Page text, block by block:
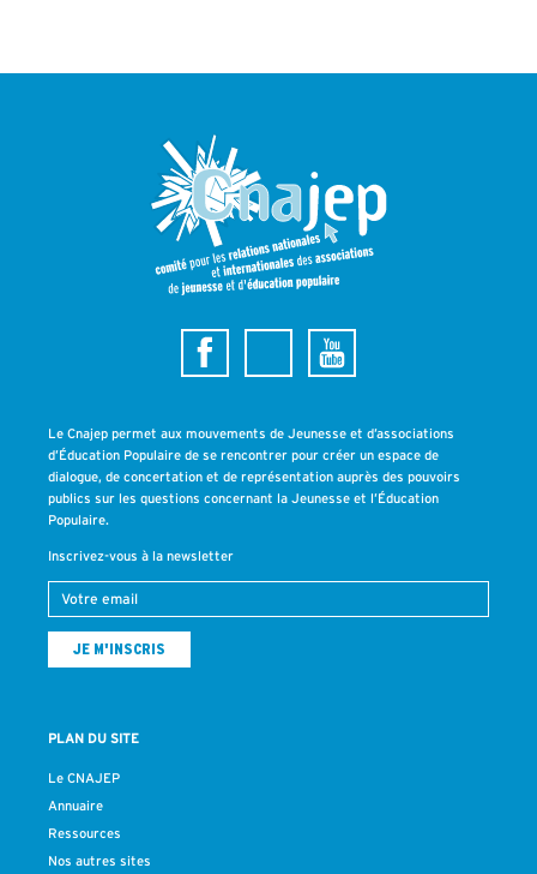
Le Cnajep permet aux mouvements de Jeunesse et d’associations
d’Éducation Populaire de se rencontrer pour créer un espace de
dialogue, de concertation et de représentation auprès des pouvoirs
publics sur les questions concernant la Jeunesse et l’Éducation
Populaire.
Inscrivez-vous à la newsletter
PLAN DU SITE
Le CNAJEP
Annuaire
Ressources
Nos autres sites